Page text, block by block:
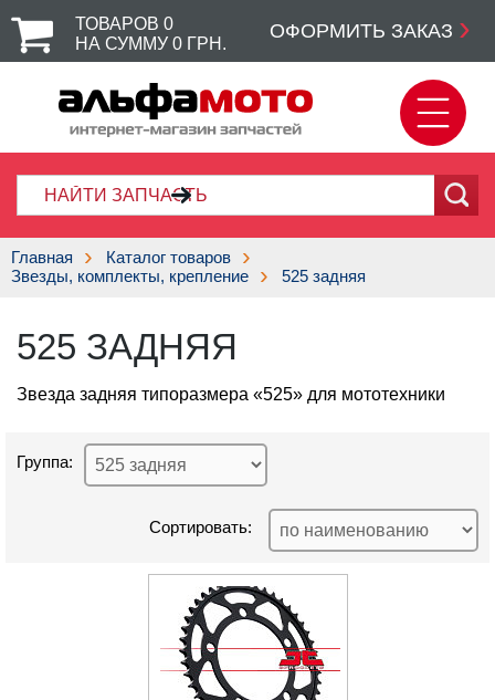
ТОВАРОВ 0
НА СУММУ 0 ГРН.
ОФОРМИТЬ ЗАКАЗ
Главная
Каталог товаров
Звезды, комплекты, крепление
525 задняя
525 ЗАДНЯЯ
Звезда задняя типоразмера «525» для мототехники
Группа:
Сортировать: